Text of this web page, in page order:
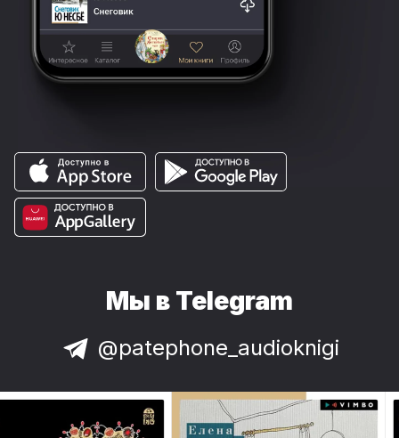
Мы в Telegram
@patephone_audioknigi